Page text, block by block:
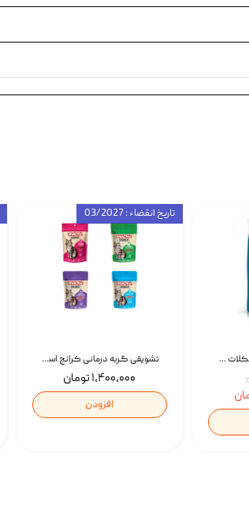
تشویقی گربه درمانی کرانچ اسنکی با طعم میکس Snacky Crunch Cat Treats وزن 60 گرم بسته 4 عددی
۱,۴۰۰,۰۰۰ تومان
افزودن
تاریخ انقضاء : 03/2027
غذای خشک درمانی مشکلات گوارشی سگ رویال کنین Royal Canin Hypoallergenic وزن 7 کیلوگرم | پت استوک